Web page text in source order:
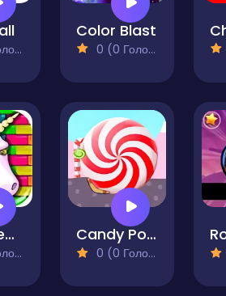
Color Blast
0 (0 Голосів)
Brick Breaker Unicorn Candy Pong
0 (0 Голосів)